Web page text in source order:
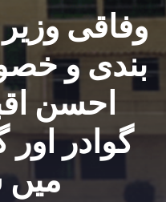
وفاقی
بندی و
احسن
گوادر اور